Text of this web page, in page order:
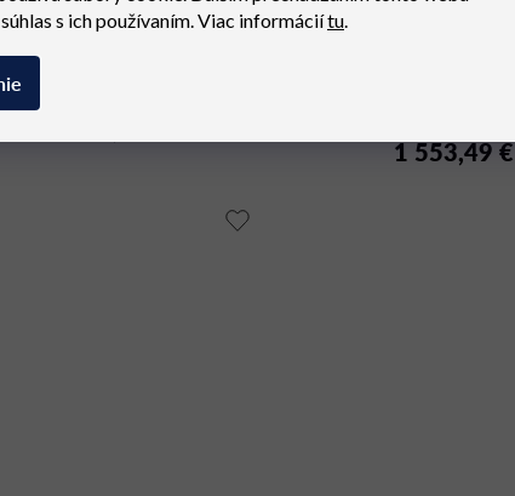
s ich používaním. Viac informáciítu
NOBIS 6420209-9056
(dodacia lehota 4 týždne)
1 553,49 €